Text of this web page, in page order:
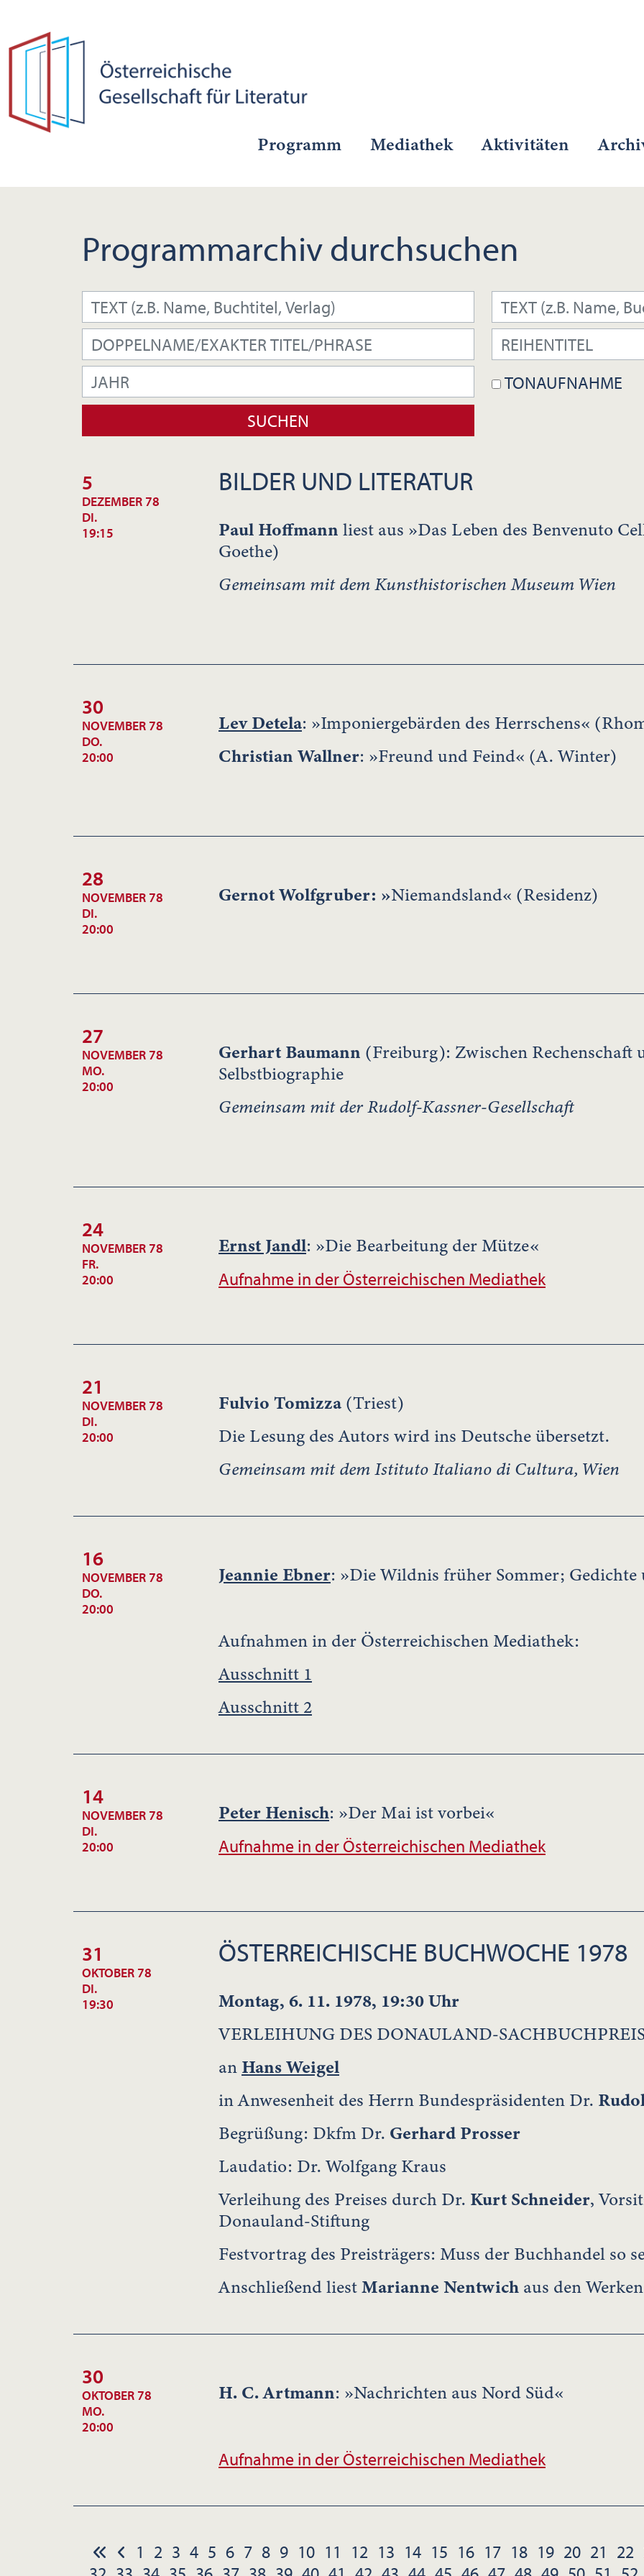
Programm Mediathek Aktivitäten
Programmarchiv durchsuchen
TONAUFNAHME
5
DEZEMBER 78
DI.
19:15
BILDER UND LITERATUR
Paul Hoffmann liest aus »Das Leben des Benvenuto
Goethe)
Gemeinsam mit dem Kunsthistorischen Museum Wien
30
NOVEMBER 78
DO.
20:00
Lev Detela: »Imponiergebärden des Herrschens«
Christian Wallner: »Freund und Feind« (A. Winter)
28
NOVEMBER 78
DI.
20:00
Gernot Wolfgruber: »Niemandsland« (Residenz)
27
NOVEMBER 78
MO.
20:00
Gerhart Baumann (Freiburg): Zwischen
Selbstbiographie
Gemeinsam mit der Rudolf-Kassner-Gesellschaft
24
NOVEMBER 78
FR.
20:00
Ernst Jandl: »Die Bearbeitung der Mütze«
Aufnahme in der Österreichischen Mediathek
21
NOVEMBER 78
DI.
20:00
Fulvio Tomizza (Triest)
Die Lesung des Autors wird ins Deutsche übersetzt.
Gemeinsam mit dem Istituto Italiano di Cultura, Wien
16
NOVEMBER 78
DO.
20:00
Jeannie Ebner: »Die Wildnis früher Sommer;
Aufnahmen in der Österreichischen Mediathek:
Ausschnitt 1
Ausschnitt 2
14
NOVEMBER 78
DI.
20:00
Peter Henisch: »Der Mai ist vorbei«
Aufnahme in der Österreichischen Mediathek
31
OKTOBER 78
DI.
19:30
ÖSTERREICHISCHE BUCHWOCHE 1978
Montag, 6. 11. 1978, 19:30 Uhr
VERLEIHUNG DES DONAULAND-
an Hans Weigel
in Anwesenheit des Herrn Bundespräsidenten Dr.
Begrüßung: Dkfm Dr. Gerhard Prosser
Laudatio: Dr. Wolfgang Kraus
Verleihung des Preises durch Dr. Kurt Schneider,
Donauland-Stiftung
Festvortrag des Preisträgers: Muss der Buchhandel so
Anschließend liestMarianne Nentwich aus den
30
OKTOBER 78
MO.
20:00
H. C. Artmann: »Nachrichten aus Nord Süd«
Aufnahme in der Österreichischen Mediathek
1 2 3 4 5 6 7 8 9 10 11 12 13 14 15 16 17 18 19 20 21 22